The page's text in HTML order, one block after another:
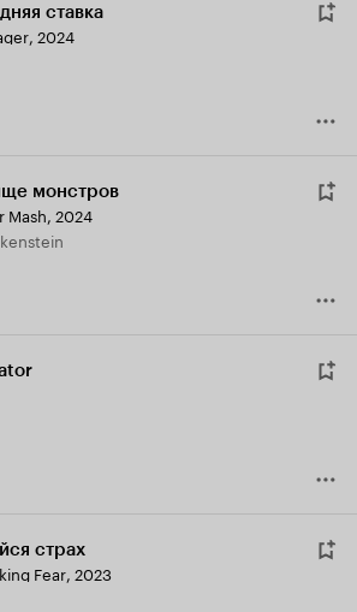
ставка
, 2024
монстров
Mash, 2024
страх
Fear, 2023